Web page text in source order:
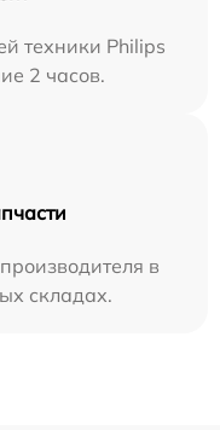
техники Philips
2 часов.
в
складах.